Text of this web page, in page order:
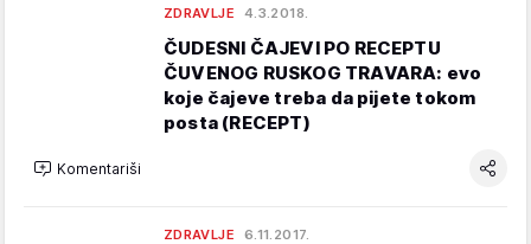
ZDRAVLJE 4.3.2018.
ČUDESNI ČAJEVI PO RECEPTU
ČUVENOG RUSKOG TRAVARA: evo
koje čajeve treba da pijete tokom
posta (RECEPT)
Komentariši
ZDRAVLJE 6.11.2017.